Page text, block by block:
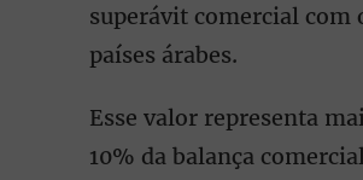
superávit comercial com
países árabes.
Esse valor representa
10% da balança